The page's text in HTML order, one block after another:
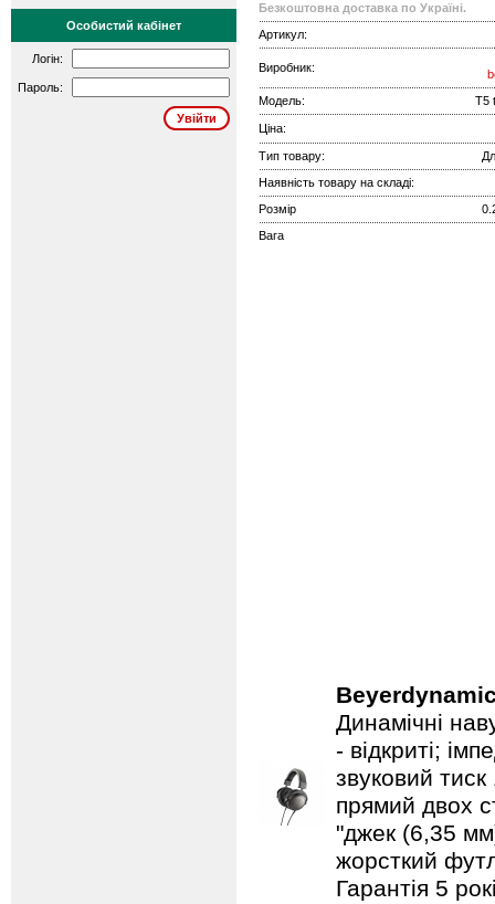
Особистий кабінет
Логін:
Пароль:
Безкоштовна доставка по Україні.
Артикул:
Виробник:
Модель:
T5
Ціна:
Тип товару:
Наявність товару на складі:
Розмір
Вага
Динамічні
- відкриті;
звуковий
прямий двох
"джек (6,35
жорсткий
Гарантія 5